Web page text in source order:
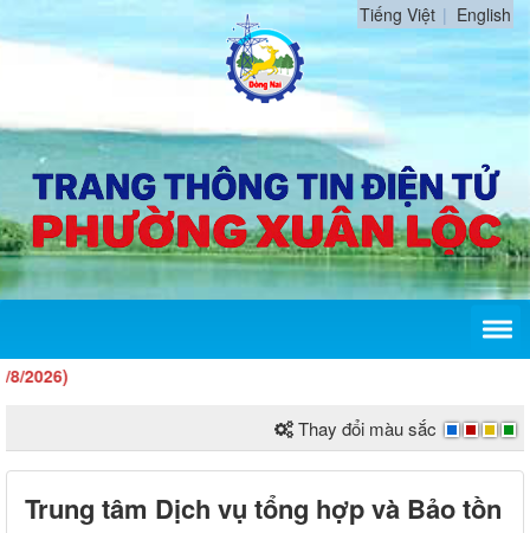
Tiếng Việt English
Thay đổi màu sắc
Trung tâm Dịch vụ tổng hợp và Bảo tồn